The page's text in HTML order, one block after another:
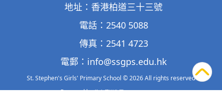
地址：香港柏道三十三號
電話：2540 5088
傳真：2541 4723
電郵： info@ssgps.edu.hk
St. Stephen's Girls' Primary School © 2026 All rights reserved
Powered by教育傳媒集團‧GoodSchool.hk.